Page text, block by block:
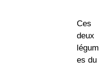
Ces
deux
légum
es du